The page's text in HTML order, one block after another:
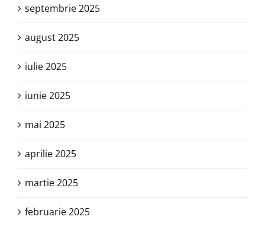
septembrie 2025
august 2025
iulie 2025
iunie 2025
mai 2025
aprilie 2025
martie 2025
februarie 2025